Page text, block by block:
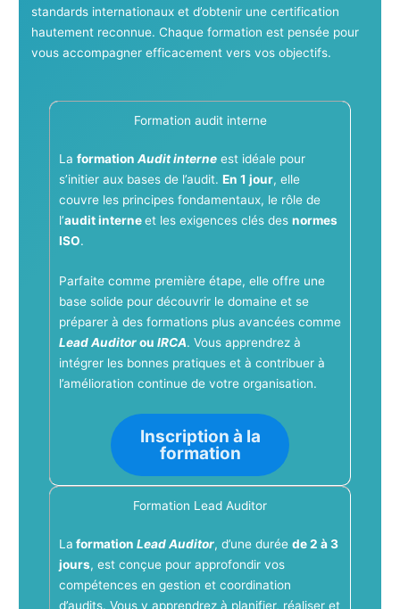
standards internationaux et d’obtenir une certification
hautement reconnue. Chaque formation est pensée pour
vous accompagner efficacement vers vos objectifs.
Formation audit interne
La formation Audit interneest idéale pour
s’initier aux bases de l’audit. En 1 jour, elle
couvre les principes fondamentaux, le rôle de
l’audit interneet les exigences clés des normes
ISO.
Parfaite comme première étape, elle offre une
base solide pour découvrir le domaine et se
préparer à des formations plus avancées comme
Lead Auditorou IRCA. Vous apprendrez à
intégrer les bonnes pratiques et à contribuer à
l’amélioration continue de votre organisation.
Inscription à la
formation
Formation Lead Auditor
La formation Lead Auditor, d’une durée de 2 à 3
jours, est conçue pour approfondir vos
compétences en gestion et coordination
d’audits. Vous y apprendrez à planifier, réaliser et